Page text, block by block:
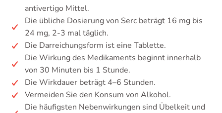
antivertigo Mittel.
Die übliche Dosierung von Serc beträgt 16 mg bis
24 mg, 2-3 mal täglich.
Die Darreichungsform ist eine Tablette.
Die Wirkung des Medikaments beginnt innerhalb
von 30 Minuten bis 1 Stunde.
Die Wirkdauer beträgt 4–6 Stunden.
Vermeiden Sie den Konsum von Alkohol.
Die häufigsten Nebenwirkungen sind Übelkeit und